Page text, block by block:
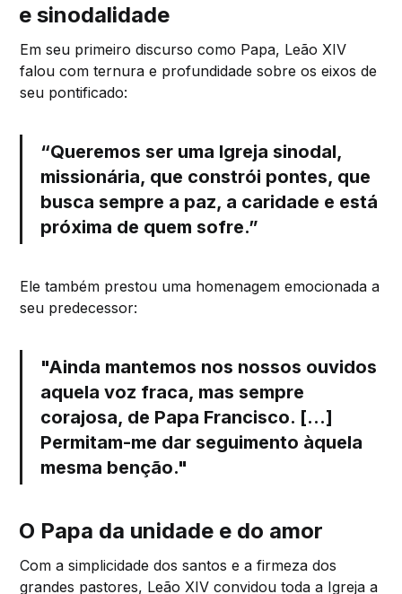
e sinodalidade
Em seu primeiro discurso como Papa, Leão XIV
falou com ternura e profundidade sobre os eixos de
seu pontificado:
“Queremos ser uma Igreja sinodal,
missionária, que constrói pontes, que
busca sempre a paz, a caridade e está
próxima de quem sofre.”
Ele também prestou uma homenagem emocionada a
seu predecessor:
"Ainda mantemos nos nossos ouvidos
aquela voz fraca, mas sempre
corajosa, de Papa Francisco. [...]
Permitam-me dar seguimento àquela
mesma benção."
O Papa da unidade e do amor
Com a simplicidade dos santos e a firmeza dos
grandes pastores, Leão XIV convidou toda a Igreja a